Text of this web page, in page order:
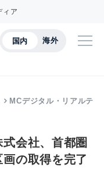
ィア
国内 海外
MCデジタル・リアルテ
会社、首都圏
の取得を完了